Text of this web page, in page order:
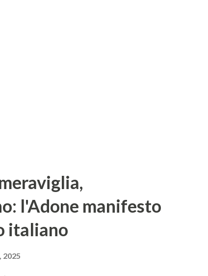
l'Adone manifesto
italiano
2025